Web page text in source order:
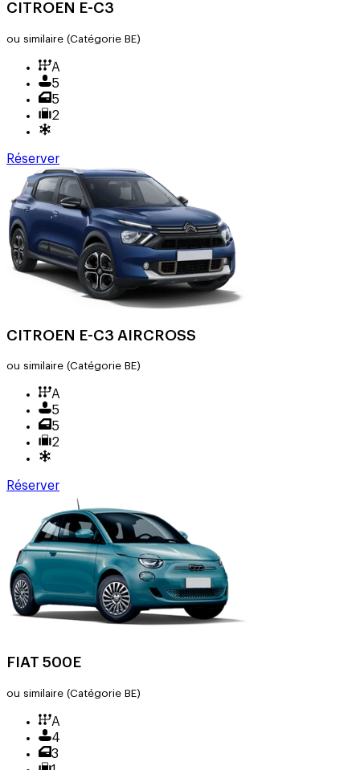
CITROEN E-C3
ou similaire (Catégorie BE)
A
5
5
2
Réserver
CITROEN E-C3 AIRCROSS
ou similaire (Catégorie BE)
A
5
5
2
Réserver
FIAT 500E
ou similaire (Catégorie BE)
A
4
3